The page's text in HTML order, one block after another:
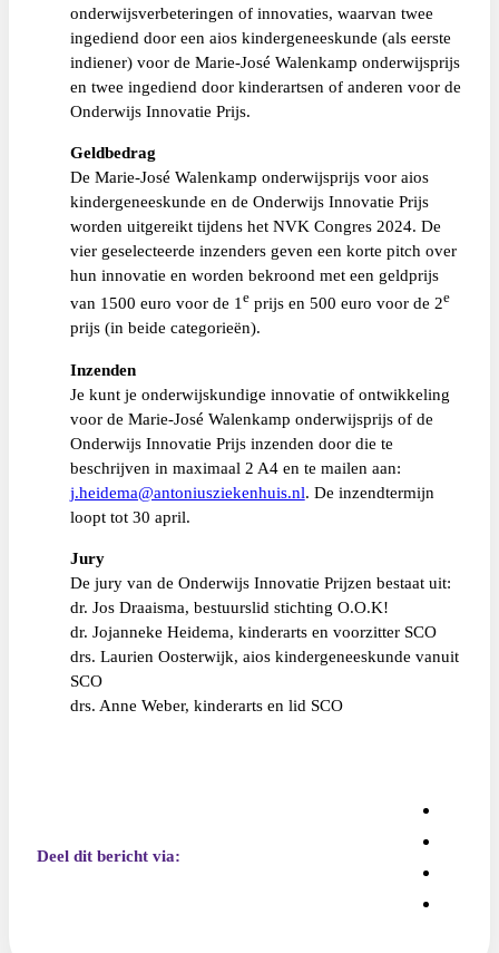
onderwijsverbeteringen of innovaties, waarvan twee
ingediend door een aios kindergeneeskunde (als eerste
indiener) voor de Marie-José Walenkamp onderwijsprijs
en twee ingediend door kinderartsen of anderen voor de
Onderwijs Innovatie Prijs.
Geldbedrag
De Marie-José Walenkamp onderwijsprijs voor aios
kindergeneeskunde en de Onderwijs Innovatie Prijs
worden uitgereikt tijdens het NVK Congres 2024. De
vier geselecteerde inzenders geven een korte pitch over
hun innovatie en worden bekroond met een geldprijs
van 1500 euro voor de 1eprijs en 500 euro voor de 2e
prijs (in beide categorieën).
Inzenden
Je kunt je onderwijskundige innovatie of ontwikkeling
voor de Marie-José Walenkamp onderwijsprijs of de
Onderwijs Innovatie Prijs inzenden door die te
beschrijven in maximaal 2 A4 en te mailen aan:
j.heidema@antoniusziekenhuis.nl. De inzendtermijn
loopt tot 30 april.
Jury
De jury van de Onderwijs Innovatie Prijzen bestaat uit:
dr. Jos Draaisma, bestuurslid stichting O.O.K!
dr. Jojanneke Heidema, kinderarts en voorzitter SCO
drs. Laurien Oosterwijk, aios kindergeneeskunde vanuit
SCO
drs. Anne Weber, kinderarts en lid SCO
Deel dit bericht via: